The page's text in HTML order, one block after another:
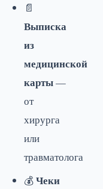
📄
Выписка
из
медицинской
карты—
от
хирурга
или
травматолога
💰Чеки